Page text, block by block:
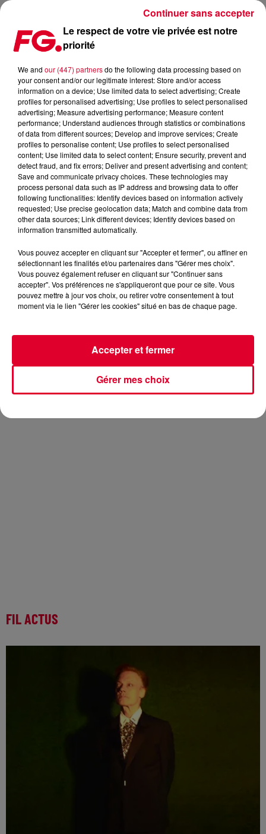
HARDWELL REMIXE AVICII…
Publié : 26 juin 2014 à 9h22 par La rédaction
Les DJs ont entamé leurs tournées d’été des clubs et
au Summerburst Festival en Suède. Durant son set, les
spectateurs ont pu découvrir son remix du titre
StarsdeColdplay feat Avicii. Voici le résultat :
FIL ACTUS
Le respect de votre vie privée est notre
priorité
We and our (447) partnersdo the following data processing based on
your consent and/or our legitimate interest: Store and/or access
information on a device; Use limited data to select advertising; Create
profiles for personalised advertising; Use profiles to select personalised
advertising; Measure advertising performance; Measure content
performance; Understand audiences through statistics or combinations
of data from different sources; Develop and improve services; Create
profiles to personalise content; Use profiles to select personalised
content; Use limited data to select content; Ensure security, prevent and
detect fraud, and fix errors; Deliver and present advertising and content;
Save and communicate privacy choices. These technologies may
process personal data such as IP address and browsing data to offer
following functionalities: Identify devices based on information actively
requested; Use precise geolocation data; Match and combine data from
other data sources; Link different devices; Identify devices based on
information transmitted automatically.
Vous pouvez accepter en cliquant sur "Accepter et fermer", ou affiner en
sélectionnant les finalités et/ou partenaires dans "Gérer mes choix".
Vous pouvez également refuser en cliquant sur "Continuer sans
accepter". Vos préférences ne s'appliqueront que pour ce site. Vous
pouvez mettre à jour vos choix, ou retirer votre consentement à tout
moment via le lien "Gérer les cookies" situé en bas de chaque page.
Gérer mes choix
Accepter et fermer
Continuer sans accepter